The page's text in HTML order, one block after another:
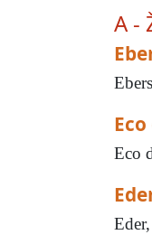
A -
Eco
Eco